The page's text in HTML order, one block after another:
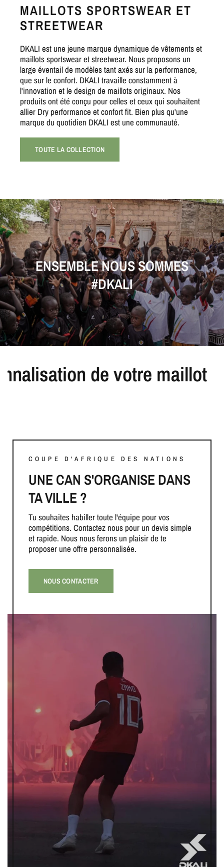
MAILLOTS SPORTSWEAR ET
STREETWEAR
DKALI est une jeune marque dynamique de vêtements et
maillots sportswear et streetwear. Nous proposons un
large éventail de modèles tant axés sur la performance,
que sur le confort. DKALI travaille constamment à
l'innovation et le design de maillots originaux. Nos
produits ont été conçu pour celles et ceux qui souhaitent
allier Dry performance et confort fit. Bien plus qu'une
marque du quotidien DKALI est une communauté.
TOUTE LA COLLECTION
ENSEMBLENOUSSOMMES
#DKALI
de votre maillot
COUPE D'AFRIQUE DES NATIONS
UNE CAN S'ORGANISE DANS
TA VILLE ?
Tu souhaites habiller toute l'équipe pour vos
compétitions. Contactez nous pour un devis simple
et rapide. Nous nous ferons un plaisir de te
proposer une offre personnalisée.
NOUS CONTACTER